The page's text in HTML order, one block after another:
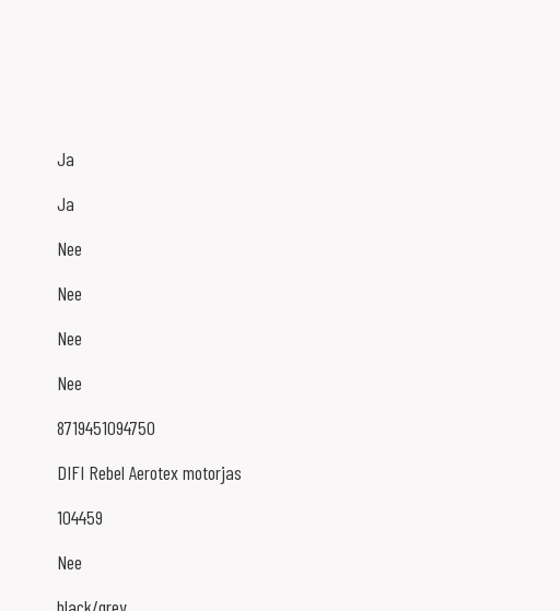
Ja
Ja
Nee
Nee
Nee
Nee
8719451094750
DIFI Rebel Aerotex motorjas
104459
Nee